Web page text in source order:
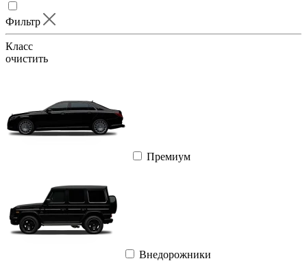
Фильтр
Класс
очистить
Премиум
Внедорожники